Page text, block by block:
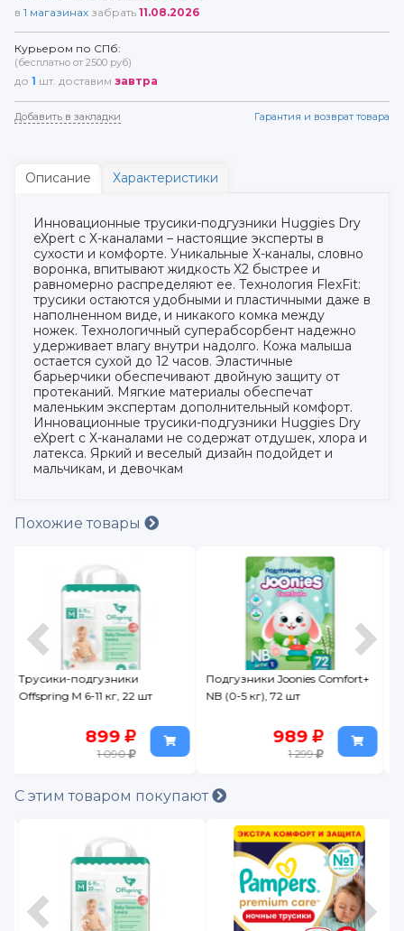
в 1 магазинах забрать 11.08.2026
Курьером по СПб:
(бесплатно от 2500 руб)
до 1 шт. доставим завтра
Добавить в закладки Гарантия и возврат товара
Описание Характеристики
Инновационные трусики-подгузники Huggies Dry
eXpert с Х-каналами – настоящие эксперты в
сухости и комфорте. Уникальные Х-каналы, словно
воронка, впитывают жидкость Х2 быстрее и
равномерно распределяют ее. Технология FlexFit:
трусики остаются удобными и пластичными даже в
наполненном виде, и никакого комка между
ножек. Технологичный суперабсорбент надежно
удерживает влагу внутри надолго. Кожа малыша
остается сухой до 12 часов. Эластичные
барьерчики обеспечивают двойную защиту от
протеканий. Мягкие материалы обеспечат
маленьким экспертам дополнительный комфорт.
Инновационные трусики-подгузники Huggies Dry
eXpert с Х-каналами не содержат отдушек, хлора и
латекса. Яркий и веселый дизайн подойдет и
мальчикам, и девочкам
Похожие товары
Подгузники Joonies Comfort+
NB (0-5 кг), 72 шт
989
1 299
Подгузники-трусики Huggies
Classic 5 (13-17 кг) 13 шт.
469
559
С этим товаром покупают